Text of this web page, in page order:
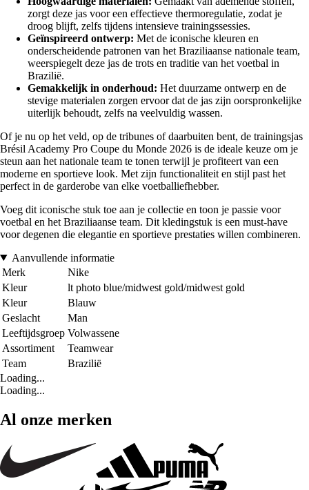
zorgt deze jas voor een effectieve thermoregulatie, zodat je
droog blijft, zelfs tijdens intensieve trainingssessies.
Geïnspireerd ontwerp: Met de iconische kleuren en
onderscheidende patronen van het Braziliaanse nationale team,
weerspiegelt deze jas de trots en traditie van het voetbal in
Brazilië.
Gemakkelijk in onderhoud: Het duurzame ontwerp en de
stevige materialen zorgen ervoor dat de jas zijn oorspronkelijke
uiterlijk behoudt, zelfs na veelvuldig wassen.
Of je nu op het veld, op de tribunes of daarbuiten bent, de trainingsjas
Brésil Academy Pro Coupe du Monde 2026 is de ideale keuze om je
steun aan het nationale team te tonen terwijl je profiteert van een
moderne en sportieve look. Met zijn functionaliteit en stijl past het
perfect in de garderobe van elke voetballiefhebber.
Voeg dit iconische stuk toe aan je collectie en toon je passie voor
voetbal en het Braziliaanse team. Dit kledingstuk is een must-have
voor degenen die elegantie en sportieve prestaties willen combineren.
Aanvullende informatie
Merk
Nike
Kleur
lt photo blue/midwest gold/midwest gold
Kleur
Blauw
Geslacht
Man
Leeftijdsgroep Volwassene
Assortiment
Teamwear
Team
Brazilië
Loading...
Loading...
Al onze merken